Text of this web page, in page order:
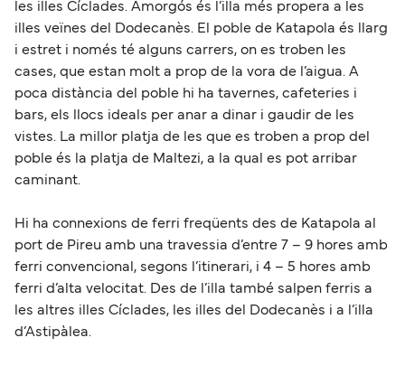
les illes Cíclades. Amorgós és l’illa més propera a les
illes veïnes del Dodecanès. El poble de Katapola és llarg
i estret i només té alguns carrers, on es troben les
cases, que estan molt a prop de la vora de l’aigua. A
poca distància del poble hi ha tavernes, cafeteries i
bars, els llocs ideals per anar a dinar i gaudir de les
vistes. La millor platja de les que es troben a prop del
poble és la platja de Maltezi, a la qual es pot arribar
caminant.
Hi ha connexions de ferri freqüents des de Katapola al
port de Pireu amb una travessia d’entre 7 – 9 hores amb
ferri convencional, segons l’itinerari, i 4 – 5 hores amb
ferri d’alta velocitat. Des de l’illa també salpen ferris a
les altres illes Cíclades, les illes del Dodecanès i a l’illa
d’Astipàlea.